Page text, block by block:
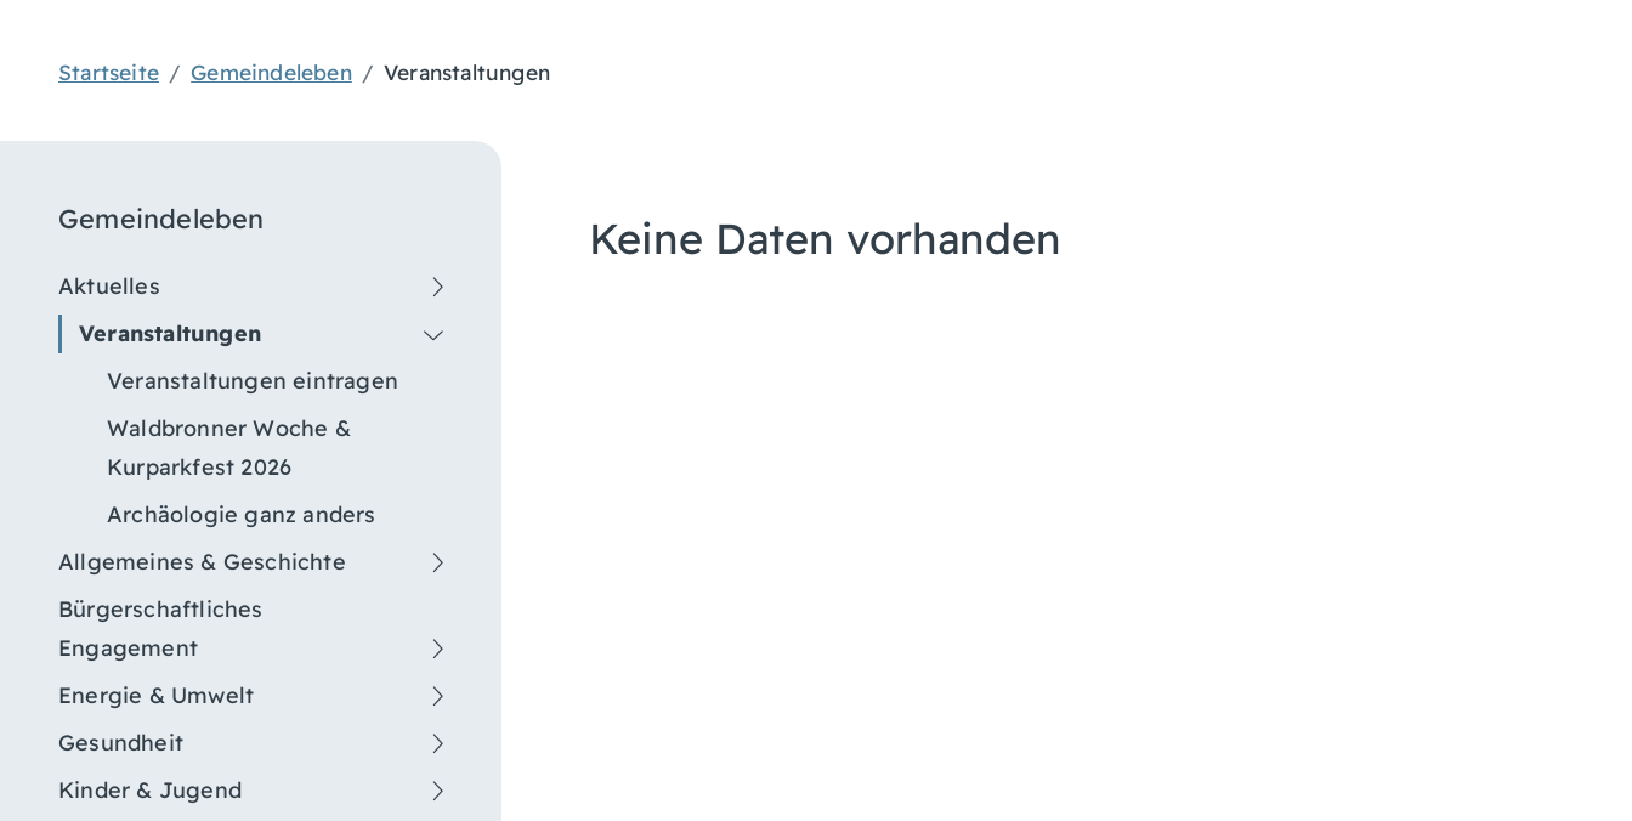
Startseite Gemeindeleben Veranstaltungen
Gemeindeleben
Aktuelles
Veranstaltungen
Veranstaltungen eintragen
Waldbronner Woche &
Kurparkfest 2026
Archäologie ganz anders
Allgemeines & Geschichte
Bürgerschaftliches
Engagement
Energie & Umwelt
Gesundheit
Kinder & Jugend
Keine Daten vorhanden